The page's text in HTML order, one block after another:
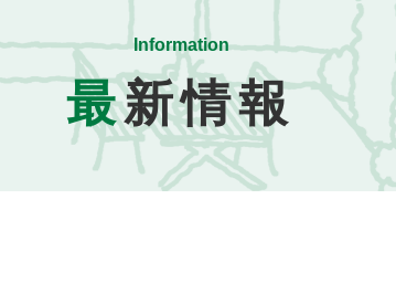
Information
最新情報